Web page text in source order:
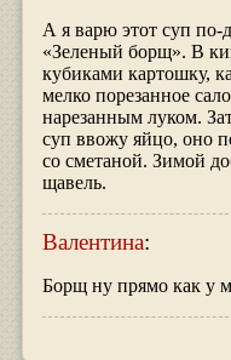
А я варю этот суп по-
«Зеленый борщ». В
кубиками картошку,
мелко порезанное
нарезанным луком.
суп ввожу яйцо, оно
со сметаной. Зимой
щавель.
Валентина:
Борщ ну прямо как у